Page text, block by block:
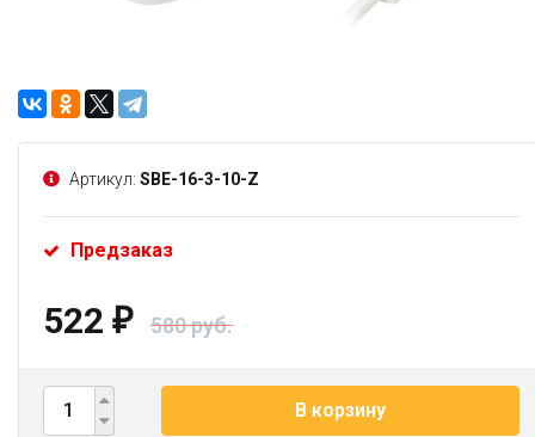
Артикул: SBE-16-3-10-Z
Предзаказ
522 ₽ 580 руб.
В корзину